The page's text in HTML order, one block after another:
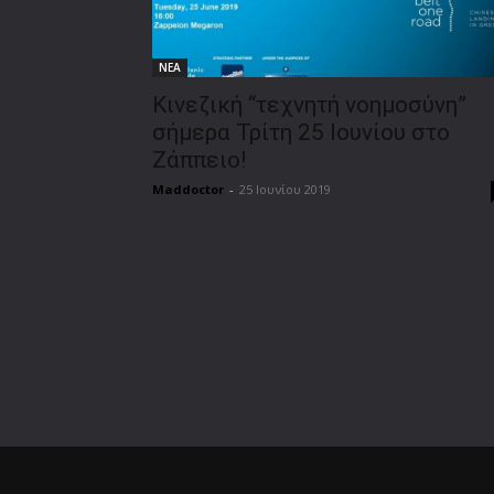
ΝΕΑ
Κινεζική “τεχνητή νοημοσύνη”
σήμερα Τρίτη 25 Ιουνίου στο
Ζάππειο!
Maddoctor - 25 Ιουνίου 2019